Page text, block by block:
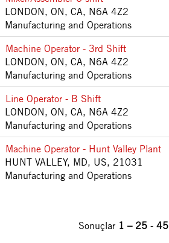
LONDON, ON, CA, N6A 4Z2
Manufacturing and Operations
Machine Operator - 3rd Shift
LONDON, ON, CA, N6A 4Z2
Manufacturing and Operations
Line Operator - B Shift
LONDON, ON, CA, N6A 4Z2
Manufacturing and Operations
Machine Operator - Hunt Valley Plant
HUNT VALLEY, MD, US, 21031
Manufacturing and Operations
Sonuçlar 1 – 25 - 45